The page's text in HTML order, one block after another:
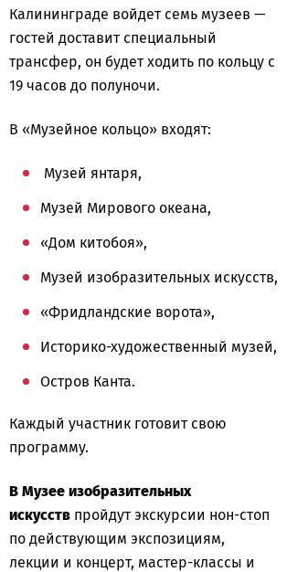
Калининграде войдет семь музеев —
гостей доставит специальный
трансфер, он будет ходить по кольцу с
19 часов до полуночи.
В «Музейное кольцо» входят:
Музей янтаря,
Музей Мирового океана,
«Дом китобоя»,
Музей изобразительных искусств,
«Фридландские ворота»,
Историко-художественный музей,
Остров Канта.
Каждый участник готовит свою
программу.
В Музее изобразительных
искусств пройдут экскурсии нон-стоп
по действующим экспозициям,
лекции и концерт, мастер-классы и